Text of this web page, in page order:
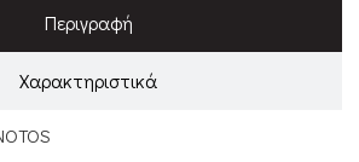
Περιγραφή
Χαρακτηριστικά